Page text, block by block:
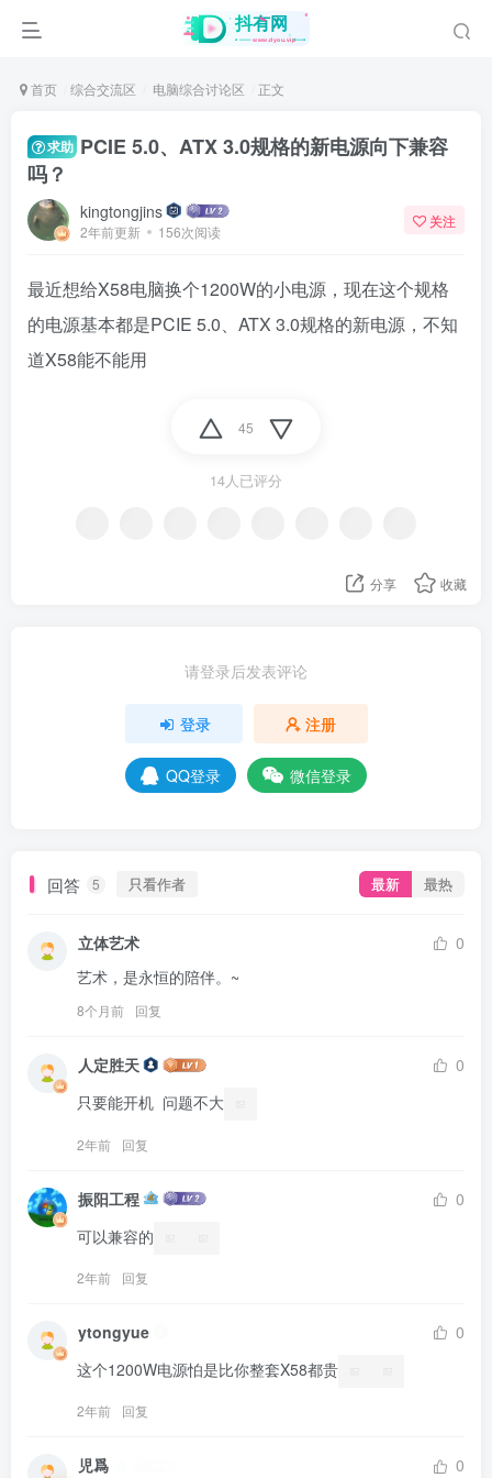
首页 综合交流区 电脑综合讨论区 正文
求助 PCIE 5.0、ATX 3.0规格的新电源向下兼容
吗？
kingtongjins
2年前更新 156次阅读
关注
最近想给X58电脑换个1200W的小电源，现在这个规格
的电源基本都是PCIE 5.0、ATX 3.0规格的新电源，不知
道X58能不能用
45
14人已评分
分享 收藏
请登录后发表评论
登录 注册
QQ登录 微信登录
回答 5 只看作者 最新 最热
立体艺术
0
艺术，是永恒的陪伴。~
8个月前 回复
人定胜天
0
只要能开机  问题不大
2年前 回复
振阳工程
0
可以兼容的
2年前 回复
ytongyue
0
这个1200W电源怕是比你整套X58都贵
2年前 回复
児爲 0